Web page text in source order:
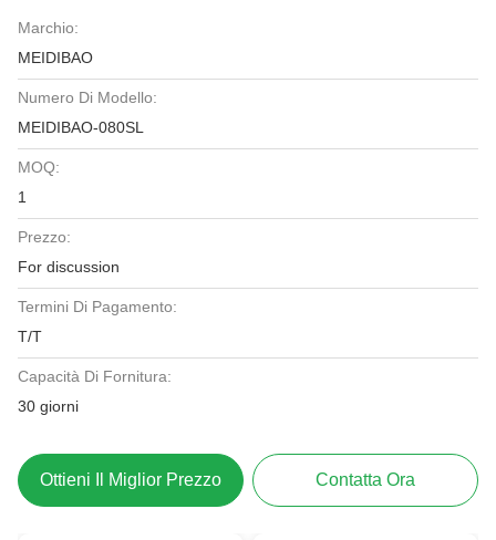
Marchio:
MEIDIBAO
Numero Di Modello:
MEIDIBAO-080SL
MOQ:
1
Prezzo:
For discussion
Termini Di Pagamento:
T/T
Capacità Di Fornitura:
30 giorni
Ottieni Il Miglior Prezzo Contatta Ora